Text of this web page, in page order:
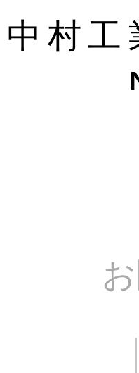
中村